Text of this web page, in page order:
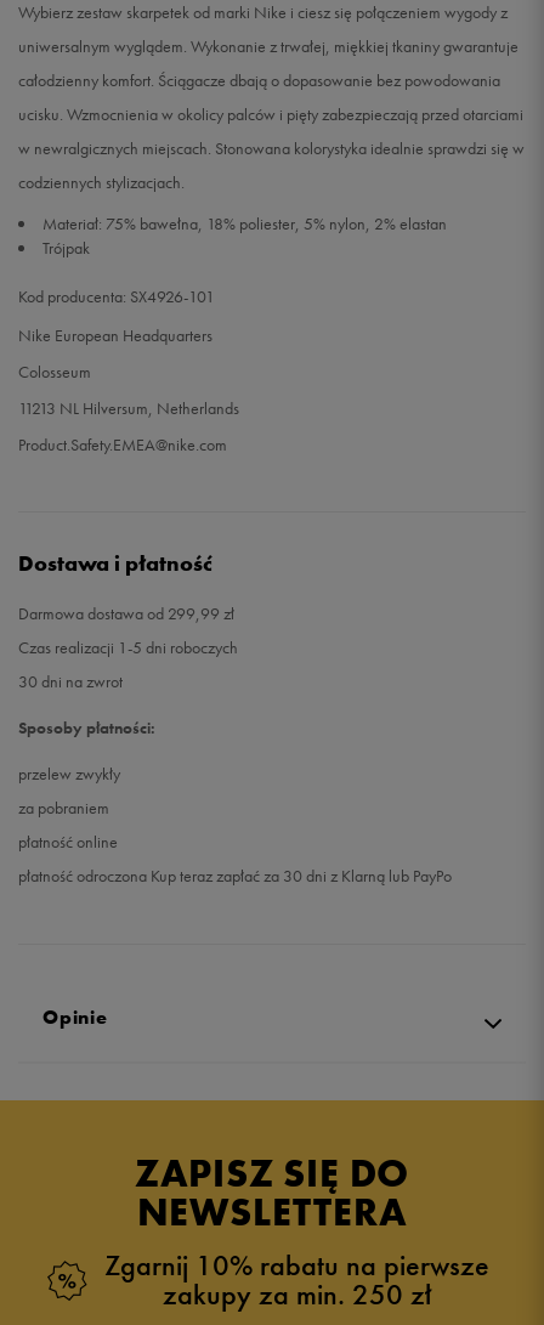
Wybierz zestaw skarpetek od marki Nike i ciesz się połączeniem wygody z
uniwersalnym wyglądem. Wykonanie z trwałej, miękkiej tkaniny gwarantuje
całodzienny komfort. Ściągacze dbają o dopasowanie bez powodowania
ucisku. Wzmocnienia w okolicy palców i pięty zabezpieczają przed otarciami
w newralgicznych miejscach. Stonowana kolorystyka idealnie sprawdzi się w
codziennych stylizacjach.
Materiał: 75% bawełna, 18% poliester, 5% nylon, 2% elastan
Trójpak
Kod producenta: SX4926-101
Nike European Headquarters
Colosseum
11213 NL Hilversum, Netherlands
Product.Safety.EMEA@nike.com
Dostawa i płatność
Darmowa dostawa od 299,99 zł
Czas realizacji 1-5 dni roboczych
30 dni na zwrot
Sposoby płatności:
przelew zwykły
za pobraniem
płatność online
płatność odroczona Kup teraz zapłać za 30 dni z Klarną lub PayPo
Opinie
4.9
zebranych i zweryfikowanych przez
ZAPISZ SIĘ DO
NEWSLETTERA
Zgarnij 10% rabatu na pierwsze
zakupy za min. 250 zł